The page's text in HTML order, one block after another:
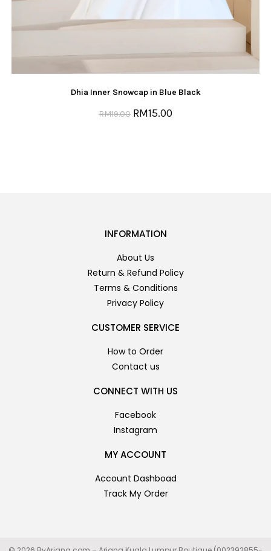
Dhia Inner Snowcap in Blue Black
RM19.00 RM15.00
INFORMATION
About Us
Return & Refund Policy
Terms & Conditions
Privacy Policy
CUSTOMER SERVICE
How to Order
Contact us
CONNECT WITH US
Facebook
Instagram
MY ACCOUNT
Account Dashboad
Track My Order